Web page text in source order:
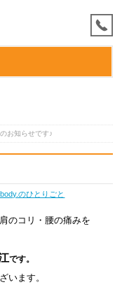
お知らせです♪
のひとりごと
のコリ・腰の痛みを
です。
います。